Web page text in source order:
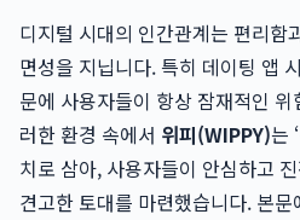
디지털 시대의 인간관계는 편리함
면성을 지닙니다. 특히 데이팅 앱
문에 사용자들이 항상 잠재적인
러한 환경 속에서 위피(WIPPY)는
치로 삼아, 사용자들이 안심하고
견고한 토대를 마련했습니다. 본